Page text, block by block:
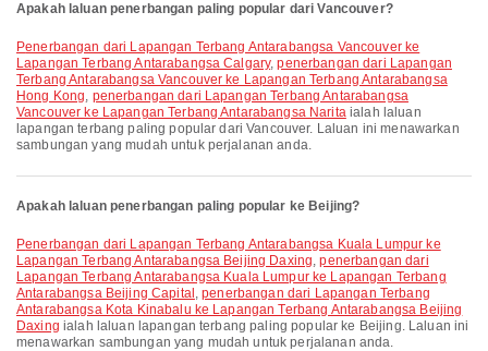
Apakah laluan penerbangan paling popular dari Vancouver?
penerbangan dari Lapangan Terbang Antarabangsa Vancouver ke
Lapangan Terbang Antarabangsa Calgary,penerbangan dari Lapangan
Terbang Antarabangsa Vancouver ke Lapangan Terbang Antarabangsa
Hong Kong, penerbangan dari Lapangan Terbang Antarabangsa
Vancouver ke Lapangan Terbang Antarabangsa Naritaialah laluan
lapangan terbang paling popular dari Vancouver. Laluan ini menawarkan
sambungan yang mudah untuk perjalanan anda.
Apakah laluan penerbangan paling popular ke Beijing?
penerbangan dari Lapangan Terbang Antarabangsa Kuala Lumpur ke
Lapangan Terbang Antarabangsa Beijing Daxing,penerbangan dari
Lapangan Terbang Antarabangsa Kuala Lumpur ke Lapangan Terbang
Antarabangsa Beijing Capital ,penerbangan dari Lapangan Terbang
Antarabangsa Kota Kinabalu ke Lapangan Terbang Antarabangsa Beijing
Daxing ialah laluan lapangan terbang paling popular ke Beijing. Laluan ini
menawarkan sambungan yang mudah untuk perjalanan anda.